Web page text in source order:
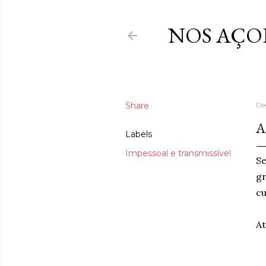
NOS
Share
Labels
Impessoal e transmissível